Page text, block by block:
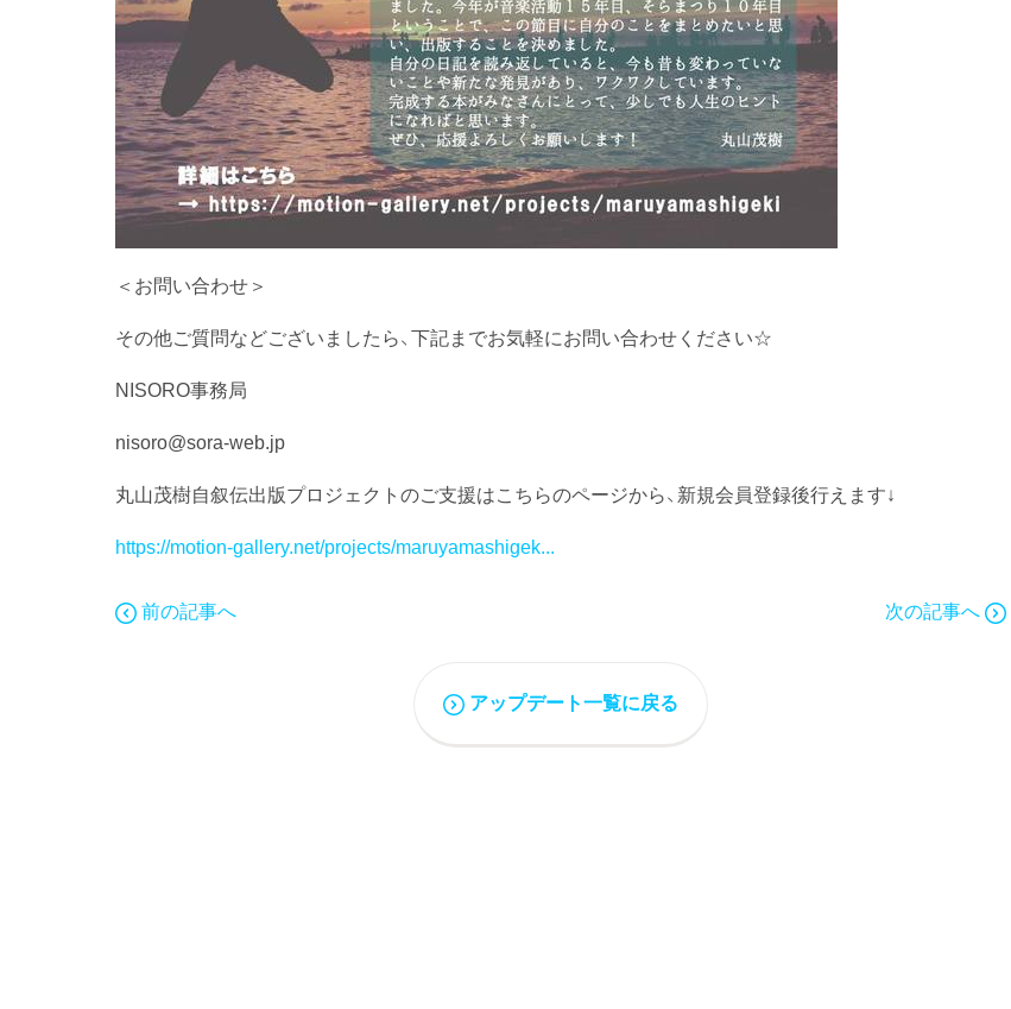
＜お問い合わせ＞
その他ご質問などございましたら、下記までお気軽にお問い合わせください☆
NISORO事務局
nisoro@sora-web.jp
丸山茂樹自叙伝出版プロジェクトのご支援はこちらのページから、新規会員登録後行えます↓
https://motion-gallery.net/projects/maruyamashigek...
前の記事へ 次の記事へ
アップデート一覧に戻る